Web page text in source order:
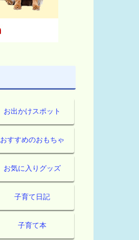
お出かけスポット
おすすめのおもちゃ
お気に入りグッズ
子育て日記
子育て本